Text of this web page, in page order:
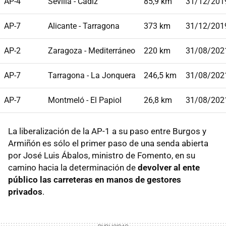
AP-7 Alicante - Tarragona 373 km 31/12/
AP-2 Zaragoza - Mediterráneo 220 km 31/08/
AP-7 Tarragona - La Jonquera 246,5 km 31/08/
AP-7 Montmeló - El Papiol 26,8 km 31/08/
La liberalización de la AP-1 a su paso entre Burgos y
Armiñón es sólo el primer paso de una senda abierta
por José Luis Ábalos, ministro de Fomento, en su
camino hacia la determinación de devolver al ente
público las carreteras en manos de gestores
privados.